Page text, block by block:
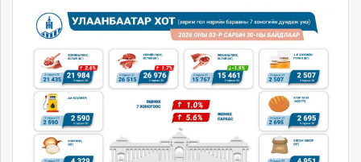
asu.mn
shudarga.mn
shuurhai.mn
unuudur.mn
isee.mn
mglradio.com
fact.mn
itoim.mn